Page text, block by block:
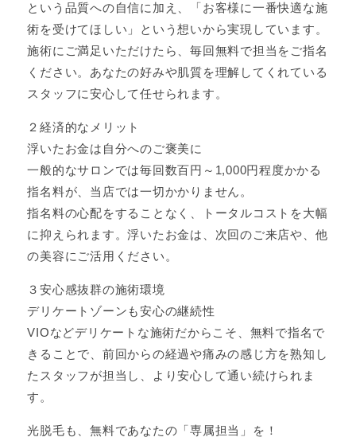
という品質への自信に加え、「お客様に一番快適な施
術を受けてほしい」という想いから実現しています。
施術にご満足いただけたら、毎回無料で担当をご指名
ください。あなたの好みや肌質を理解してくれている
スタッフに安心して任せられます。
２経済的なメリット
浮いたお金は自分へのご褒美に
一般的なサロンでは毎回数百円～1,000円程度かかる
指名料が、当店では一切かかりません。
指名料の心配をすることなく、トータルコストを大幅
に抑えられます。浮いたお金は、次回のご来店や、他
の美容にご活用ください。
３安心感抜群の施術環境
デリケートゾーンも安心の継続性
VIOなどデリケートな施術だからこそ、無料で指名で
きることで、前回からの経過や痛みの感じ方を熟知し
たスタッフが担当し、より安心して通い続けられま
す。
光脱毛も、無料であなたの「専属担当」を！